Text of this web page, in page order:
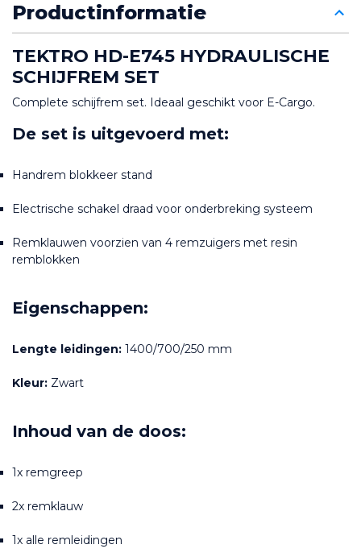
Productinformatie
TEKTRO HD-E745 HYDRAULISCHE
SCHIJFREM SET
Complete schijfrem set. Ideaal geschikt voor E-Cargo.
De set is uitgevoerd met:
Handrem blokkeer stand
Electrische schakel draad voor onderbreking systeem
Remklauwen voorzien van 4 remzuigers met resin
remblokken
Eigenschappen:
Lengte leidingen: 1400/700/250 mm
Kleur: Zwart
Inhoud van de doos:
1x remgreep
2x remklauw
1x alle remleidingen